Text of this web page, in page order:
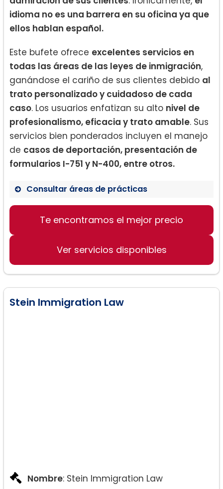
idioma no es una barrera en su oficina ya que
ellos hablan español.
Este bufete ofrece excelentes servicios en
todas las áreas de las leyes de inmigración,
ganándose el cariño de sus clientes debido al
trato personalizado y cuidadoso de cada
caso. Los usuarios enfatizan su alto nivel de
profesionalismo, eficacia y trato amable. Sus
servicios bien ponderados incluyen el manejo
de casos de deportación, presentación de
formularios I-751 y N-400, entre otros.
Consultar áreas de prácticas
Manejo de casos de deportación
Asesoramiento legal en leyes de
inmigración
Te encontramos el mejor precio
Ver servicios disponibles
Stein Immigration Law
Nombre: Stein Immigration Law